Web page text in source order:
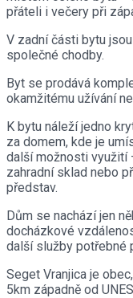
přáteli i večery při
V zadní části bytu
společné chodby.
Byt se prodává
okamžitému užívání
K bytu náleží jedno
za domem, kde je
další možnosti využití
zahradní sklad nebo
představ.
Dům se nachází jen
docházkové
další služby potřebné
Seget Vranjica je
5km západně od